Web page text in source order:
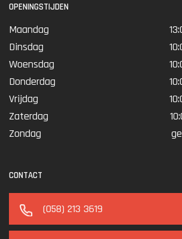
OPENINGSTIJDEN
Maandag
Dinsdag
Woensdag
Donderdag
Vrijdag
Zaterdag
Zondag
CONTACT
(058) 213 3619